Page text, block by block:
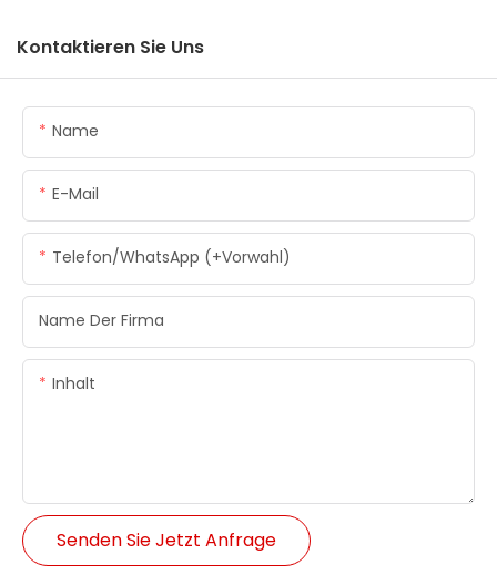
Kontaktieren Sie Uns
Name
E-Mail
Telefon/WhatsApp (+Vorwahl)
Name Der Firma
Inhalt
Senden Sie Jetzt Anfrage